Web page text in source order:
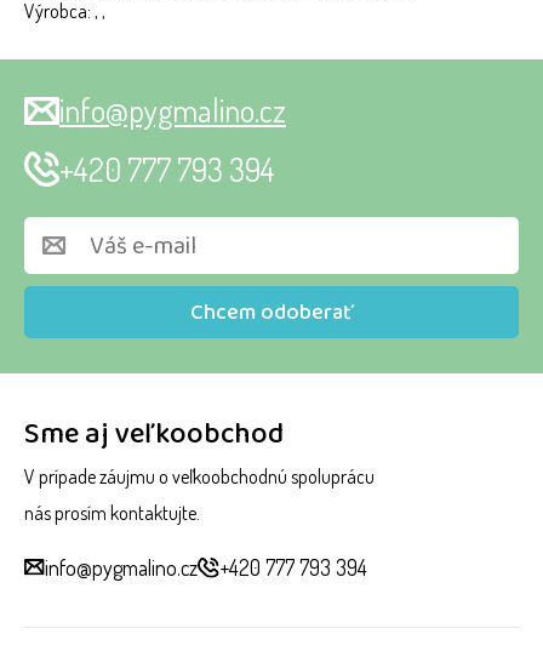
Výrobca: , ,
Sme aj veľkoobchod
V prípade záujmu o veľkoobchodnú spoluprácu
nás prosím kontaktujte.
info@pygmalino.cz +420 777 793 394
Chcem odoberať
info@pygmalino.cz
+420 777 793 394